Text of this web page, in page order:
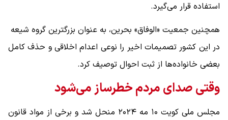
استفاده قرار می‌گیرد.
همچنین جمعیت «الوفاق» بحرین، به عنوان بزرگترین گروه شیعه
در این کشور تصمیمات اخیر را نوعی اعدام اخلاقی و حذف کامل
بعضی خانواده‌ها از ثبت احوال توصیف کرد.
وقتی صدای مردم خطرساز می‌شود
مجلس ملی کویت ۱۰ مه ۲۰۲۴ منحل شد و برخی از مواد قانون